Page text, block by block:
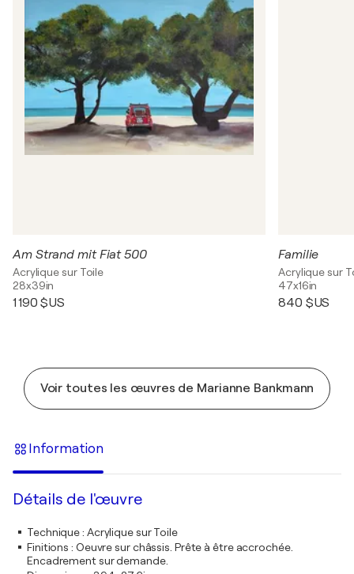
Am Strand mit Fiat 500
Acrylique sur Toile
28x39in
1 190 $US
Familie
Acrylique sur
47x16in
840 $US
Voir toutes les œuvres de Marianne Bankmann
Information
Détails de l'œuvre
Technique: Acrylique sur Toile
Finitions : Oeuvre sur châssis. Prête à être accrochée.
Encadrement sur demande.